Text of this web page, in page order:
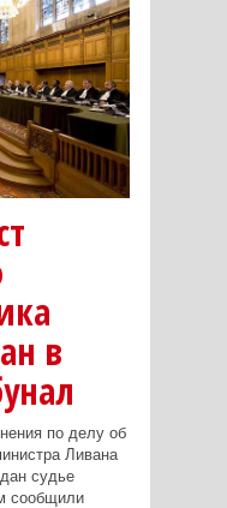
в
по делу об
Ливана
судье
сообщили